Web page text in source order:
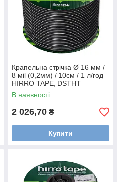
Крапельна стрічка Ø 16 мм /
8 мil (0,2мм) / 10см / 1 л/год
HIRRO TAPE, DSTHT
16081010-0500
В наявності
2 026,70 ₴
Купити